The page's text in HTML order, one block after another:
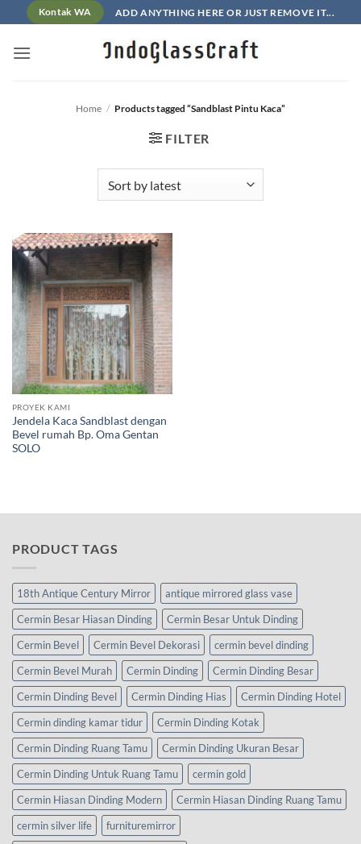
to
content
Kontak WA ADD ANYTHING HERE OR JUST REMOVE IT...
Home / Products tagged “Sandblast Pintu Kaca”
FILTER
PROYEK KAMI
Jendela Kaca Sandblast dengan
Bevel rumah Bp. Oma Gentan
SOLO
PRODUCT TAGS
18th Antique Century Mirror
antique mirrored glass vase
Cermin Besar Hiasan Dinding
Cermin Besar Untuk Dinding
Cermin Bevel
Cermin Bevel Dekorasi
cermin bevel dinding
Cermin Bevel Murah
Cermin Dinding
Cermin Dinding Besar
Cermin Dinding Bevel
Cermin Dinding Hias
Cermin Dinding Hotel
Cermin dinding kamar tidur
Cermin Dinding Kotak
Cermin Dinding Ruang Tamu
Cermin Dinding Ukuran Besar
Cermin Dinding Untuk Ruang Tamu
cermin gold
Cermin Hiasan Dinding Modern
Cermin Hiasan Dinding Ruang Tamu
cermin silver life
furnituremirror